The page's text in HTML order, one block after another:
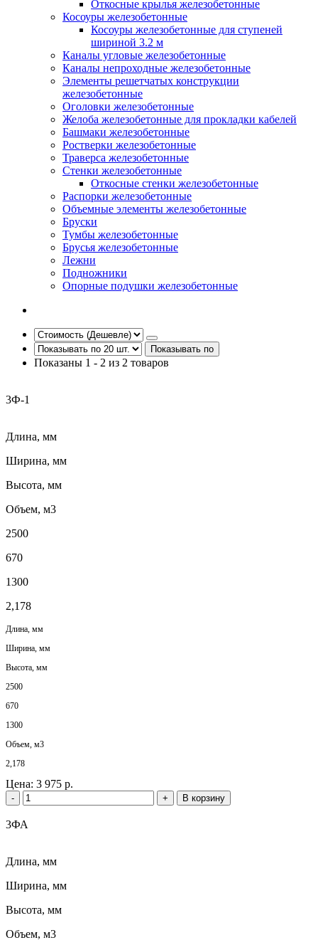
Откосные крылья железобетонные
Косоуры железобетонные
Косоуры железобетонные для ступеней
шириной 3.2 м
Каналы угловые железобетонные
Каналы непроходные железобетонные
Элементы решетчатых конструкции
железобетонные
Оголовки железобетонные
Желоба железобетонные для прокладки кабелей
Башмаки железобетонные
Ростверки железобетонные
Траверса железобетонные
Стенки железобетонные
Откосные стенки железобетонные
Распорки железобетонные
Объемные элементы железобетонные
Бруски
Тумбы железобетонные
Брусья железобетонные
Лежни
Подножники
Опорные подушки железобетонные
Показывать по
Показаны 1 - 2 из 2 товаров
3Ф-1
Длина, мм
Ширина, мм
Высота, мм
Объем, м3
2500
670
1300
2,178
Длина, мм
Ширина, мм
Высота, мм
2500
670
1300
Объем, м3
2,178
Цена: 3 975 р.
- + В корзину
3ФА
Длина, мм
Ширина, мм
Высота, мм
Объем, м3